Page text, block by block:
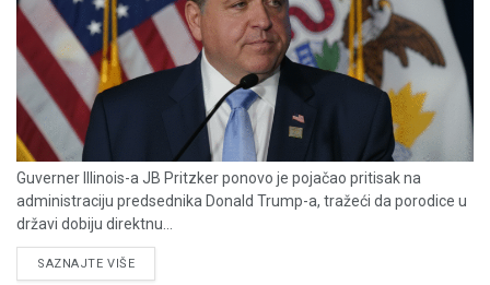
Guverner Illinois-a JB Pritzker ponovo je pojačao pritisak na
administraciju predsednika Donald Trump-a, tražeći da porodice u
državi dobiju direktnu...
SAZNAJTE VIŠEDETAILS